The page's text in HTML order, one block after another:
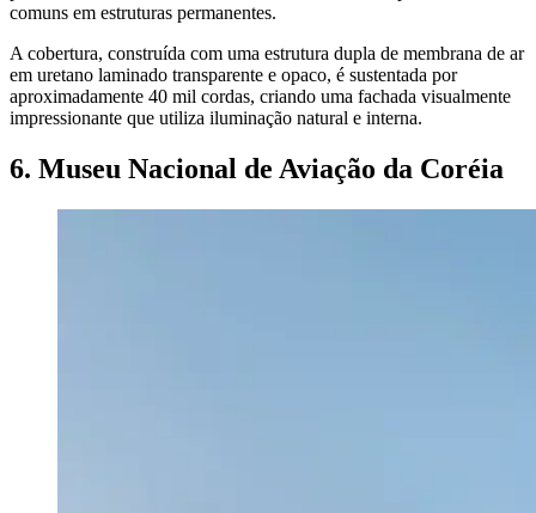
comuns em estruturas permanentes.
A cobertura, construída com uma estrutura dupla de membrana de ar
em uretano laminado transparente e opaco, é sustentada por
aproximadamente 40 mil cordas, criando uma fachada visualmente
impressionante que utiliza iluminação natural e interna.
6. Museu Nacional de Aviação da Coréia